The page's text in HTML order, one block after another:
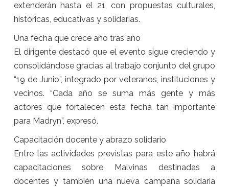
extenderán hasta el 21, con propuestas culturales,
históricas, educativas y solidarias.
Una fecha que crece año tras año
El dirigente destacó que el evento sigue creciendo y
consolidándose gracias al trabajo conjunto del grupo
“19 de Junio”, integrado por veteranos, instituciones y
vecinos. “Cada año se suma más gente y más
actores que fortalecen esta fecha tan importante
para Madryn”, expresó.
Capacitación docente y abrazo solidario
Entre las actividades previstas para este año habrá
capacitaciones sobre Malvinas destinadas a
docentes y también una nueva campaña solidaria